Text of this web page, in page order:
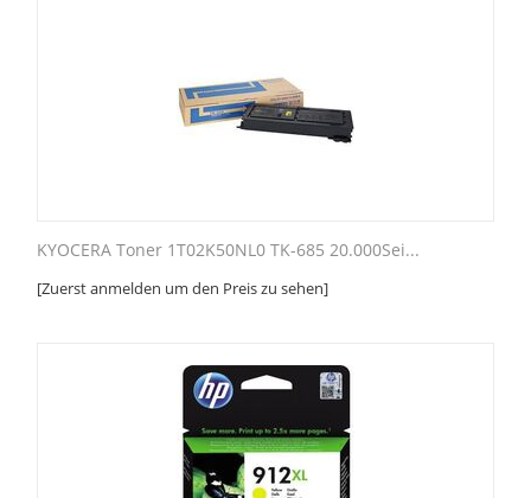
KYOCERA Toner 1T02K50NL0 TK-685 20.000Sei...
[Zuerst anmelden um den Preis zu sehen]